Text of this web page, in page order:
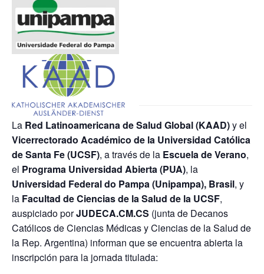
La Red Latinoamericana de Salud Global (KAAD)y el
Vicerrectorado Académico de la Universidad Católica
de Santa Fe (UCSF), a través de la Escuela de Verano,
el Programa Universidad Abierta (PUA), la
Universidad Federal do Pampa (Unipampa), Brasil, y
la Facultad de Ciencias de la Salud de la UCSF,
auspiciado porJUDECA.CM.CS (junta de Decanos
Católicos de Ciencias Médicas y Ciencias de la Salud de
la Rep. Argentina) informan que se encuentra abierta la
inscripción para la jornada titulada: